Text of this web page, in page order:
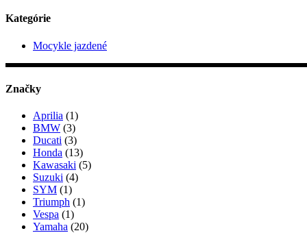
Kategórie
Mocykle jazdené
Značky
Aprilia (1)
BMW (3)
Ducati (3)
Honda (13)
Kawasaki (5)
Suzuki (4)
SYM (1)
Triumph (1)
Vespa (1)
Yamaha (20)